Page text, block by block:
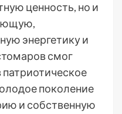
ценность, но и
энергетику и
смог
поколение
и собственную